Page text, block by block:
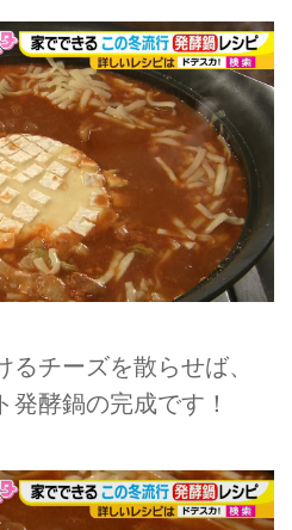
チーズを散らせば、
酵鍋の完成です！